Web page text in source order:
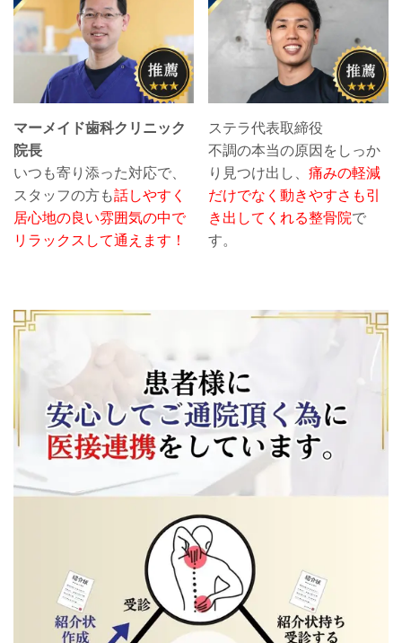
マーメイド歯科クリニック
院長
いつも寄り添った対応で、
スタッフの方も話しやすく
居心地の良い雰囲気の中で
リラックスして通えます！
ステラ代表取締役
不調の本当の原因をしっか
り見つけ出し、痛みの軽減
だけでなく動きやすさも引
き出してくれる整骨院で
す。